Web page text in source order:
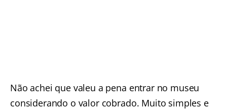
Não achei que valeu a pena entrar no museu
considerando o valor cobrado. Muito simples e